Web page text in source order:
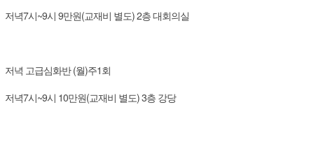
저녁7시~9시 9만원(교재비 별도) 2층 대회의실
저녁 고급심화반 (월)주1회
저녁7시~9시 10만원(교재비 별도) 3층 강당